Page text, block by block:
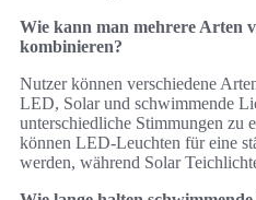
Wie kann man mehrere Arten
kombinieren?
Nutzer können verschiedene
LED, Solar und schwimmende
unterschiedliche Stimmungen zu
können LED-Leuchten für eine
werden, während Solar